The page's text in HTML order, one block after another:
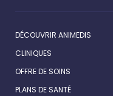
DÉCOUVRIR ANIMEDIS
CLINIQUES
OFFRE DE SOINS
PLANS DE SANTÉ